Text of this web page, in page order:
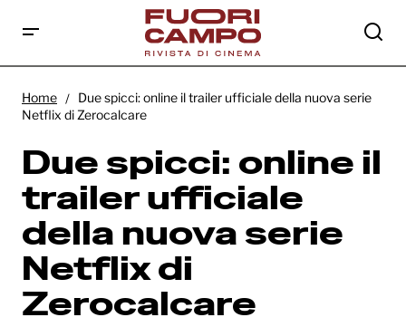
nuova serie Netflix di Zerocalcare
Home
Due spicci: online il trailer ufficiale della nuova serie
Netflix di Zerocalcare
Due spicci: online il
trailer ufficiale
della nuova serie
Netflix di
Zerocalcare